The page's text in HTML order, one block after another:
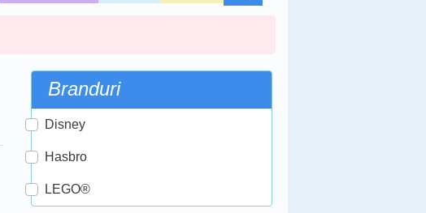
Branduri
Disney
Hasbro
LEGO®